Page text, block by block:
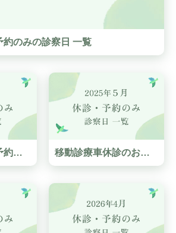
科
課のご案内
約のみの診察日 一覧
【７月】休診・予約のみの診察日 一覧 移動診療車休診のお知らせ